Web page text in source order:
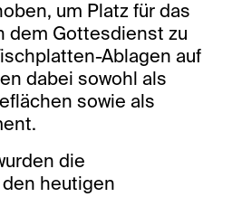
um Platz für das
dem Gottesdienst zu
Ablagen auf
dabei sowohl als
sowie als
die
heutigen